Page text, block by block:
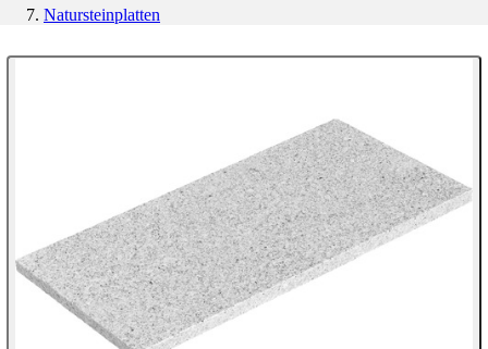
Natursteinplatten